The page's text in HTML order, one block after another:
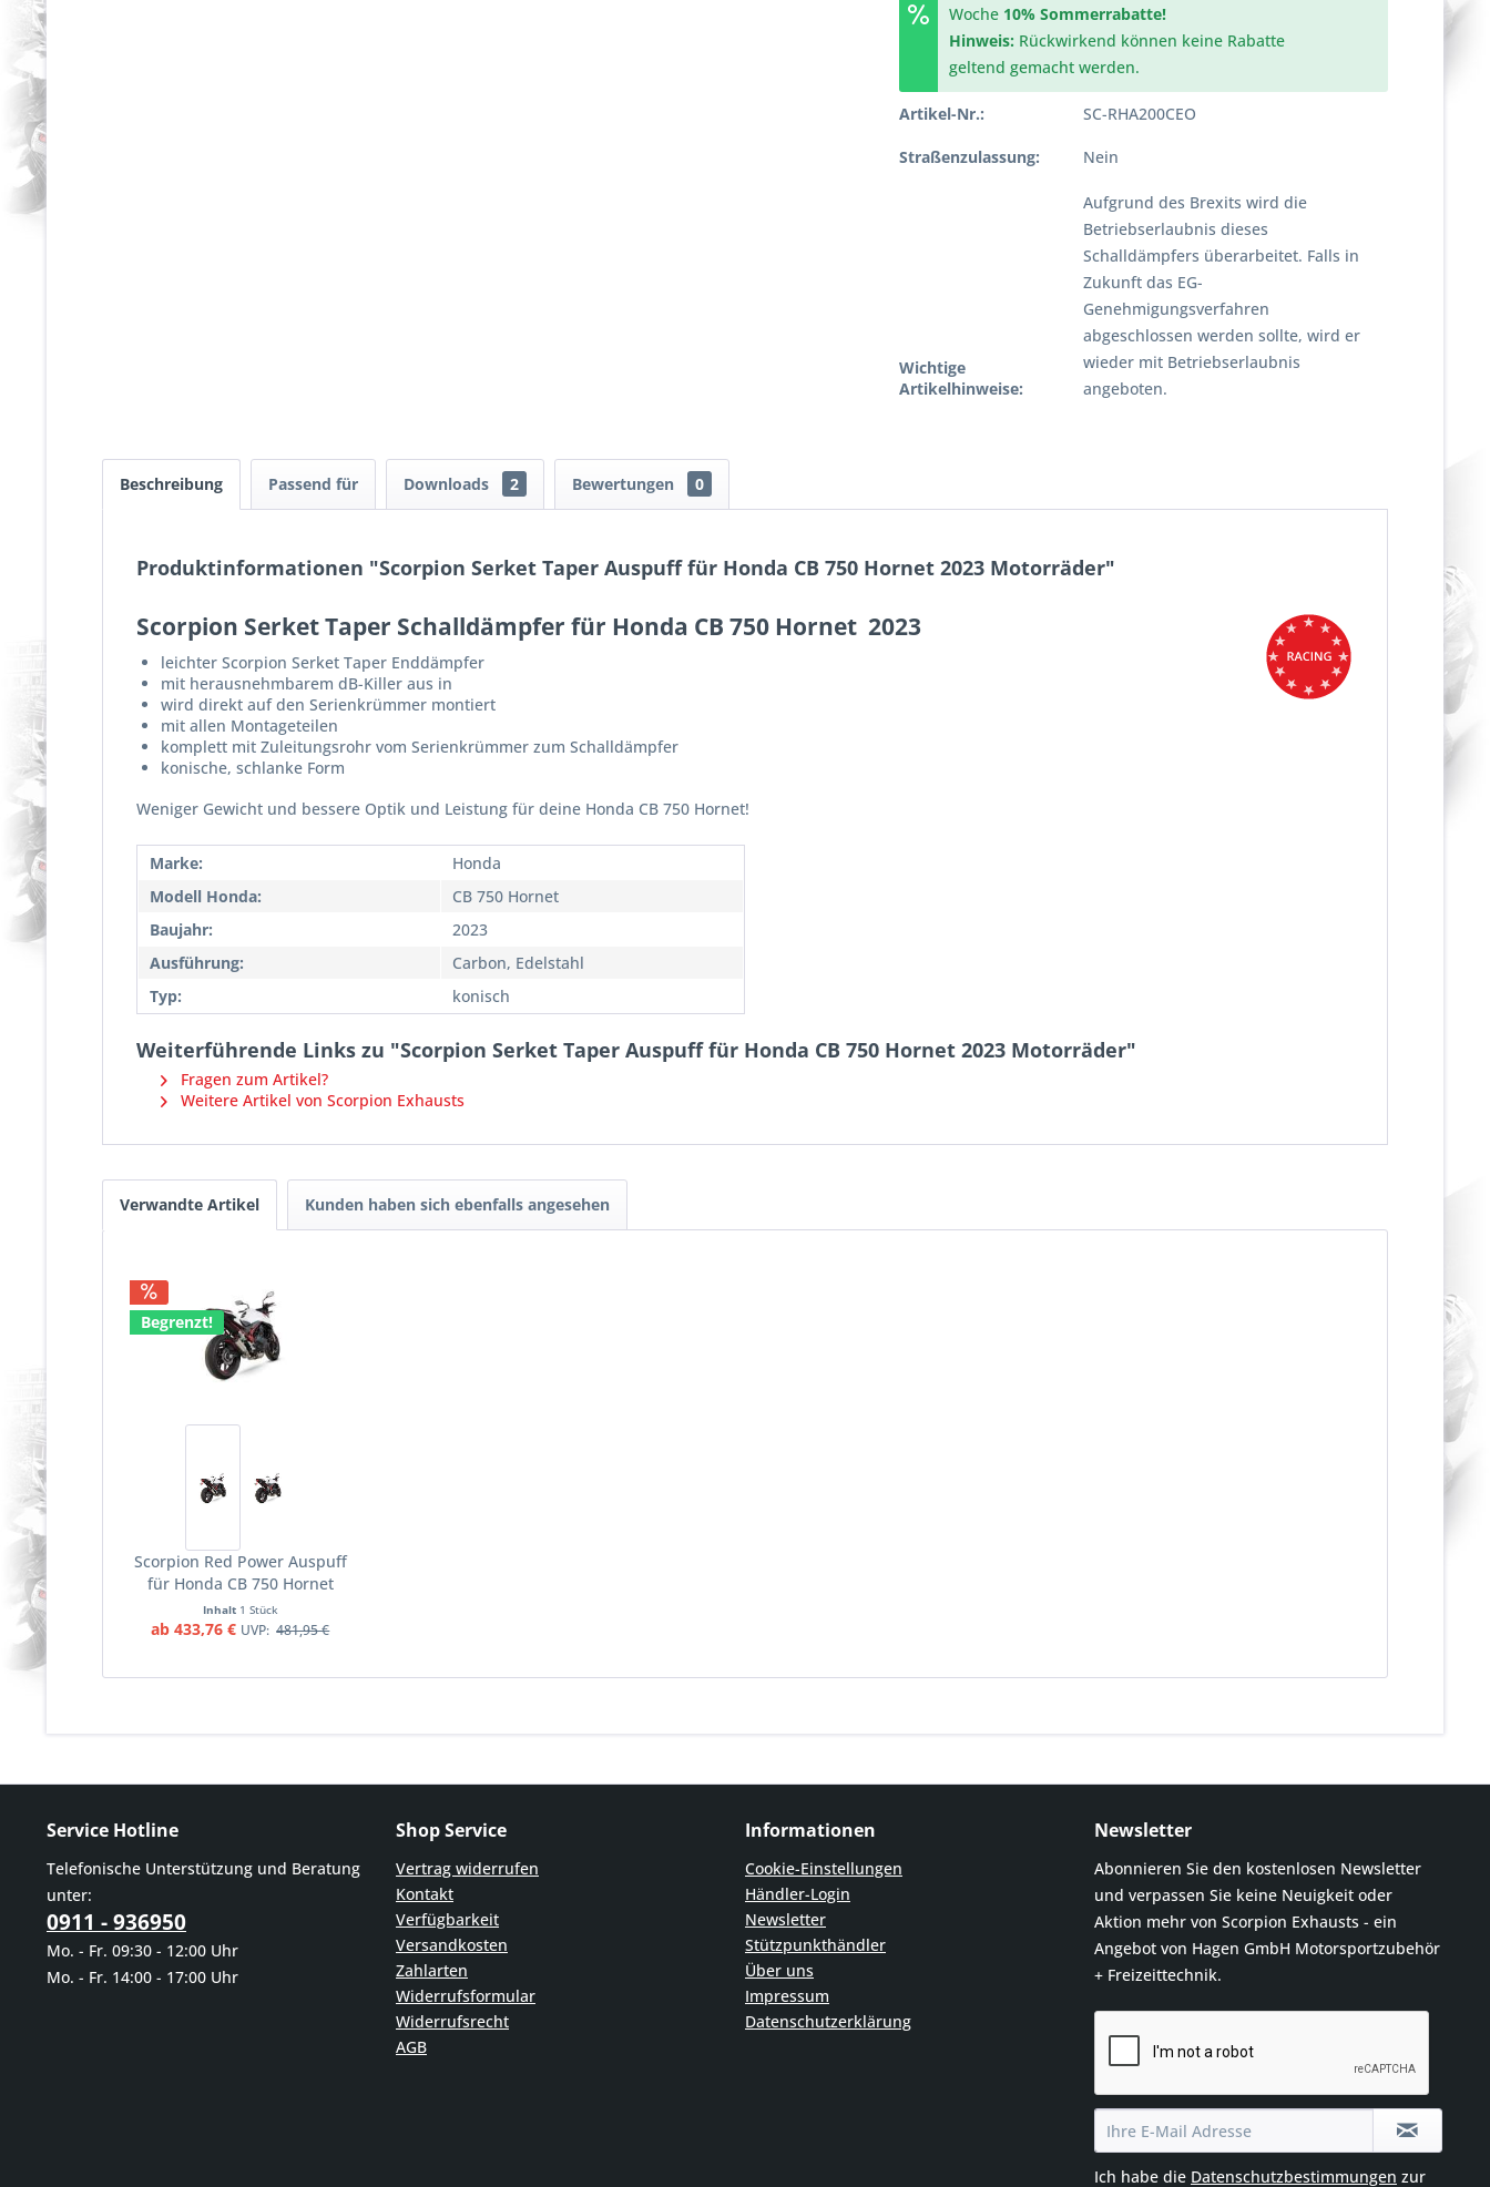
Woche 10% Sommerrabatte!
Hinweis: Rückwirkend können keine Rabatte
geltend gemacht werden.
Artikel-Nr.: SC-RHA200CEO
Straßenzulassung: Nein
Wichtige
Artikelhinweise:
Aufgrund des Brexits wird die
Betriebserlaubnis dieses
Schalldämpfers überarbeitet. Falls in
Zukunft das EG-
Genehmigungsverfahren
abgeschlossen werden sollte, wird er
wieder mit Betriebserlaubnis
angeboten.
Beschreibung Passend für Downloads 2 Bewertungen 0
Produktinformationen "Scorpion Serket Taper Auspuff für Honda CB 750 Hornet 2023 Motorräder"
Scorpion Serket Taper Schalldämpfer für Honda CB 750 Hornet 2023
leichter Scorpion Serket Taper Enddämpfer
mit herausnehmbarem dB-Killer aus in
wird direkt auf den Serienkrümmer montiert
mit allen Montageteilen
komplett mit Zuleitungsrohr vom Serienkrümmer zum Schalldämpfer
konische, schlanke Form
Weniger Gewicht und bessere Optik und Leistung für deine Honda CB 750 Hornet!
Marke:
Honda
Modell Honda:
CB 750 Hornet
Baujahr:
2023
Ausführung:
Carbon, Edelstahl
Typ:
konisch
Weiterführende Links zu "Scorpion Serket Taper Auspuff für Honda CB 750 Hornet 2023 Motorräder"
Fragen zum Artikel?
Weitere Artikel von Scorpion Exhausts
Verwandte Artikel Kunden haben sich ebenfalls angesehen
Begrenzt!
Scorpion Red Power Auspuff
für Honda CB 750 Hornet
2023 Motorräder
Inhalt 1 Stück
ab 433,76 € UVP: 481,95 €
Service Hotline
Telefonische Unterstützung und Beratung
unter:
0911 - 936950
Mo. - Fr. 09:30 - 12:00 Uhr
Mo. - Fr. 14:00 - 17:00 Uhr
Shop Service
Vertrag widerrufen
Kontakt
Verfügbarkeit
Versandkosten
Zahlarten
Widerrufsformular
Widerrufsrecht
AGB
Informationen
Cookie-Einstellungen
Händler-Login
Newsletter
Stützpunkthändler
Über uns
Impressum
Datenschutzerklärung
Newsletter
Abonnieren Sie den kostenlosen Newsletter
und verpassen Sie keine Neuigkeit oder
Aktion mehr von Scorpion Exhausts - ein
Angebot von Hagen GmbH Motorsportzubehör
+ Freizeittechnik.
Ich habe die Datenschutzbestimmungen zur